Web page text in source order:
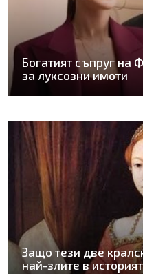
Богатият съпруг на
за луксозни имоти
Защо тези две
най-злите в